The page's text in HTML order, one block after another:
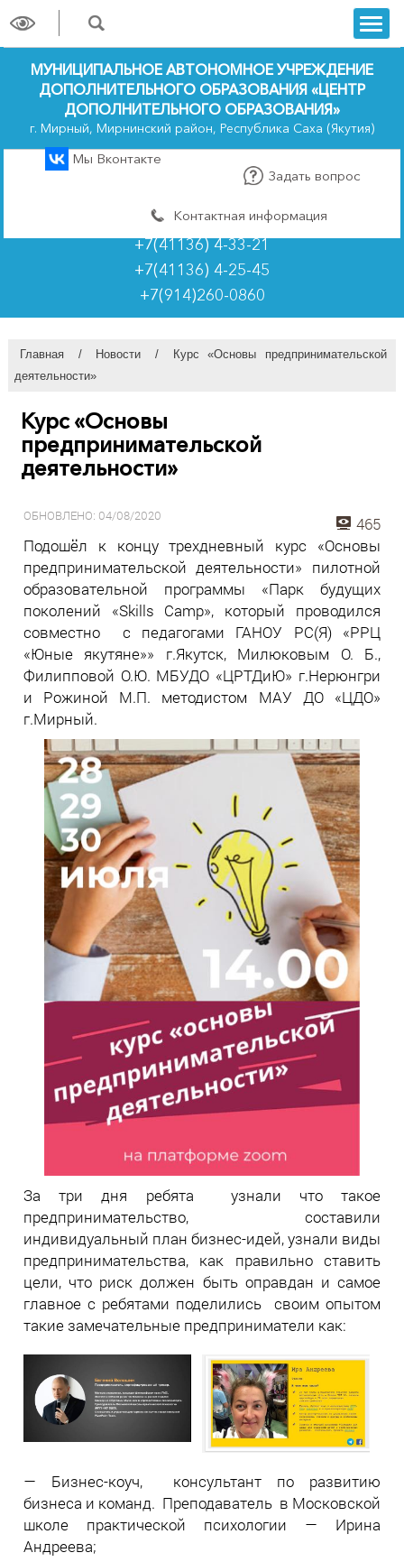
trk
МУНИЦИПАЛЬНОЕ АВТОНОМНОЕ УЧРЕЖДЕНИЕ
ДОПОЛНИТЕЛЬНОГО ОБРАЗОВАНИЯ «ЦЕНТР
ДОПОЛНИТЕЛЬНОГО ОБРАЗОВАНИЯ»
г. Мирный, Мирнинский район, Республика Саха (Якутия)
Мы Вконтакте
Задать вопрос
Контактная информация
+7(41136) 4-33-21
+7(41136) 4-25-45
+7(914)260-0860
Главная / Новости /
Курс «Основы предпринимательской
деятельности»
Курс «Основы
предпринимательской
деятельности»
ОБНОВЛЕНО: 04/08/2020
465
Подошёл к концу трехдневный курс «Основы
предпринимательской деятельности» пилотной
образовательной программы «Парк будущих
поколений «Skills Camp», который проводился
совместно с педагогами ГАНОУ РС(Я) «РРЦ
«Юные якутяне»» г.Якутск, Милюковым О. Б.,
Филипповой О.Ю. МБУДО «ЦРТДиЮ» г.Нерюнгри
и Рожиной М.П. методистом МАУ ДО «ЦДО»
г.Мирный.
За три дня ребята узнали что такое
предпринимательство, составили
индивидуальный план бизнес-идей, узнали виды
предпринимательства, как правильно ставить
цели, что риск должен быть оправдан и самое
главное с ребятами поделились своим опытом
такие замечательные предприниматели как:
— Бизнес-коуч, ​ консультант по развитию
бизнеса и команд. ​ Преподаватель ​ в Московской
школе практической психологии — Ирина
Андреева;